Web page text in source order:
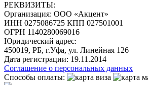
РЕКВИЗИТЫ:
Организация: ООО «Акцент»
ИНН 0275086725 КПП 027501001
ОГРН 1140280069016
Юридический адрес:
450019, РБ, г.Уфа, ул. Линейная 126
Дата регистрации: 19.11.2014
Соглашение о персональных данных
Способы оплаты: